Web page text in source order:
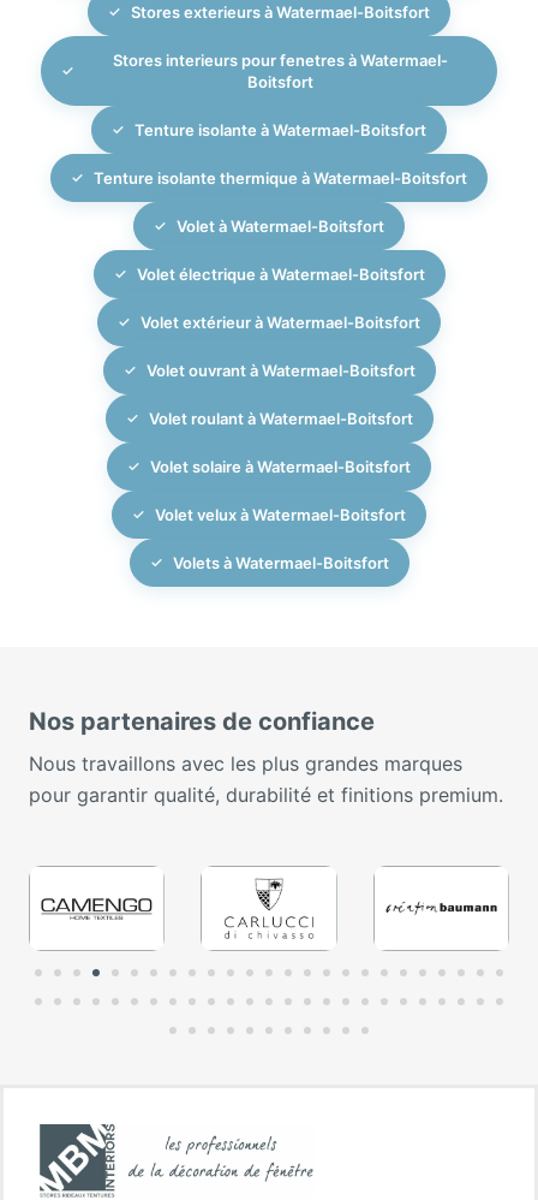
Stores exterieurs à Watermael-Boitsfort
Stores interieurs pour fenetres à Watermael-
Boitsfort
Tenture isolante à Watermael-Boitsfort
Tenture isolante thermique à Watermael-Boitsfort
Volet à Watermael-Boitsfort
Volet électrique à Watermael-Boitsfort
Volet extérieur à Watermael-Boitsfort
Volet ouvrant à Watermael-Boitsfort
Volet roulant à Watermael-Boitsfort
Volet solaire à Watermael-Boitsfort
Volet velux à Watermael-Boitsfort
Volets à Watermael-Boitsfort
Nos partenaires de confiance
Nous travaillons avec les plus grandes marques
pour garantir qualité, durabilité et finitions premium.